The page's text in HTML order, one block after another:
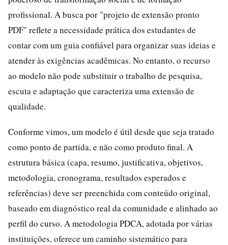
profissional. A busca por "projeto de extensão pronto
PDF" reflete a necessidade prática dos estudantes de
contar com um guia confiável para organizar suas ideias e
atender às exigências acadêmicas. No entanto, o recurso
ao modelo não pode substituir o trabalho de pesquisa,
escuta e adaptação que caracteriza uma extensão de
qualidade.
Conforme vimos, um modelo é útil desde que seja tratado
como ponto de partida, e não como produto final. A
estrutura básica (capa, resumo, justificativa, objetivos,
metodologia, cronograma, resultados esperados e
referências) deve ser preenchida com conteúdo original,
baseado em diagnóstico real da comunidade e alinhado ao
perfil do curso. A metodologia PDCA, adotada por várias
instituições, oferece um caminho sistemático para